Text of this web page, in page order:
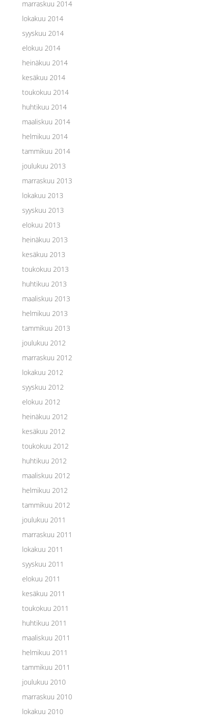
marraskuu 2014
lokakuu 2014
syyskuu 2014
elokuu 2014
heinäkuu 2014
kesäkuu 2014
toukokuu 2014
huhtikuu 2014
maaliskuu 2014
helmikuu 2014
tammikuu 2014
joulukuu 2013
marraskuu 2013
lokakuu 2013
syyskuu 2013
elokuu 2013
heinäkuu 2013
kesäkuu 2013
toukokuu 2013
huhtikuu 2013
maaliskuu 2013
helmikuu 2013
tammikuu 2013
joulukuu 2012
marraskuu 2012
lokakuu 2012
syyskuu 2012
elokuu 2012
heinäkuu 2012
kesäkuu 2012
toukokuu 2012
huhtikuu 2012
maaliskuu 2012
helmikuu 2012
tammikuu 2012
joulukuu 2011
marraskuu 2011
lokakuu 2011
syyskuu 2011
elokuu 2011
kesäkuu 2011
toukokuu 2011
huhtikuu 2011
maaliskuu 2011
helmikuu 2011
tammikuu 2011
joulukuu 2010
marraskuu 2010
lokakuu 2010